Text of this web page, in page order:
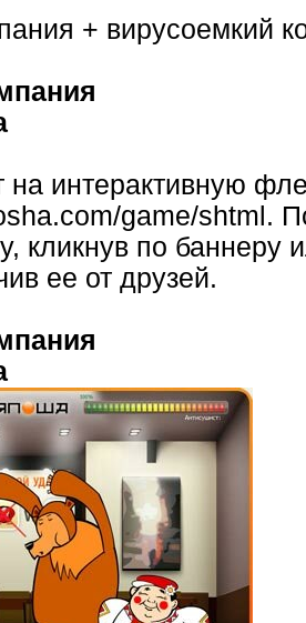
+ вирусоемкий
на интерактивную
game/shtml .
кликнув по баннеру
ее от друзей.